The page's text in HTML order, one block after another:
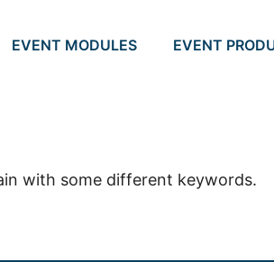
EVENT MODULES EVENT
with some different keywords.